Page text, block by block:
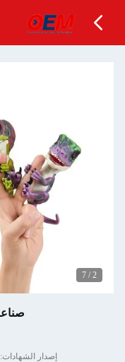
2
/
7
إصدار الشهادات: Disney, Universal, Sedex, SA8000, ISO9001 and etc